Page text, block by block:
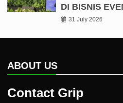
DI BISNIS
31 July 2026
ABOUT US
Contact Grip